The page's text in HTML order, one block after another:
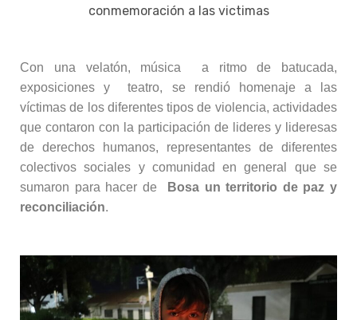
conmemoración a las victimas
Con una velatón, música a ritmo de batucada,
exposiciones y teatro, se rendió homenaje a las
víctimas de los diferentes tipos de violencia, actividades
que contaron con la participación de lideres y lideresas
de derechos humanos, representantes de diferentes
colectivos sociales y comunidad en general que se
sumaron para hacer de
Bosa un territorio de paz y
reconciliación.